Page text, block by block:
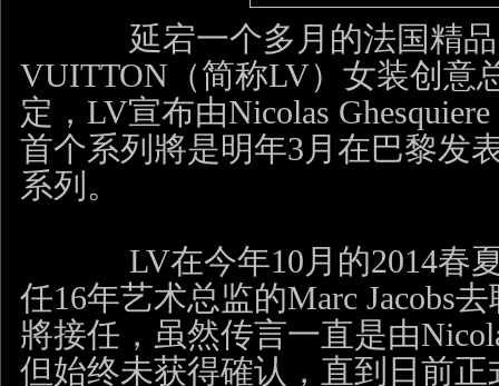
延宕一个多月的法国精
VUITTON （简称LV）女装创意
定， LV宣布由Nicolas Ghesquiere
首个系列將是明年3 月在巴黎发
系列。
LV在今年10 月的2014春
任16年艺术总监的Marc Jacobs去
將接任，虽然传言一直是由
但始终未获得確认，直到日前正